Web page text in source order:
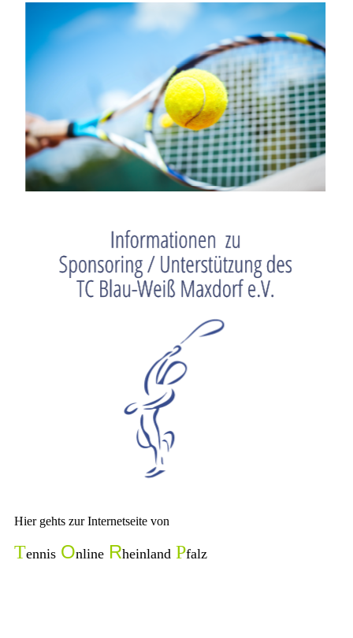
Hier gehts zur Internetseite von
Tennis Online Rheinland Pfalz